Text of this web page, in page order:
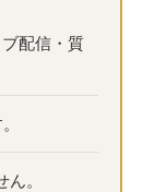
配信・質
。